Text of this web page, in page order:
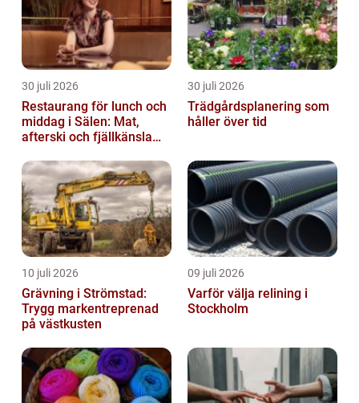
30 juli 2026
Restaurang för lunch och
middag i Sälen: Mat,
afterski och fjällkänsla
30 juli 2026
Trädgårdsplanering som
håller över tid
10 juli 2026
Grävning i Strömstad:
Trygg markentreprenad
på västkusten
09 juli 2026
Varför välja relining i
Stockholm